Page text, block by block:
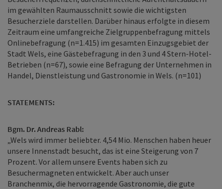
im gewählten Raumausschnitt sowie die wichtigsten
Besucherziele darstellen. Darüber hinaus erfolgte in diesem
Zeitraum eine umfangreiche Zielgruppenbefragung mittels
Onlinebefragung (n=1.415) im gesamten Einzugsgebiet der
Stadt Wels, eine Gästebefragung in den 3 und 4 Stern-Hotel-
Betrieben (n=67), sowie eine Befragung der Unternehmen in
Handel, Dienstleistung und Gastronomie in Wels. (n=101)
STATEMENTS:
Bgm. Dr. Andreas Rabl:
„Wels wird immer beliebter. 4,54 Mio. Menschen haben heuer
unsere Innenstadt besucht, das ist eine Steigerung von 7
Prozent. Vor allem unsere Events haben sich zu
Besuchermagneten entwickelt. Aber auch unser
Branchenmix, die hervorragende Gastronomie, die gute